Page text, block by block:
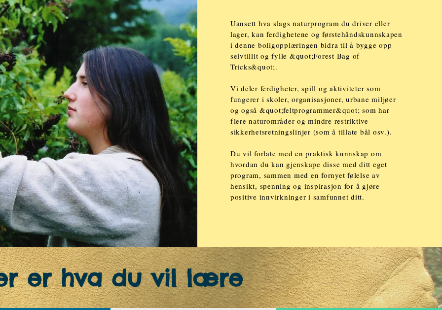
Uansett hva slags naturprogram du driver eller
lager, kan ferdighetene og førstehåndskunnskapen
i denne boligopplæringen bidra til å bygge opp
selvtillit og fylle &quot;Forest Bag of
Tricks&quot;.
Vi deler ferdigheter, spill og aktiviteter som
fungerer i skoler, organisasjoner, urbane miljøer
og også &quot;feltprogrammer&quot; som har
flere naturområder og mindre restriktive
sikkerhetsretningslinjer (som å tillate bål osv.).
Du vil forlate med en praktisk kunnskap om
hvordan du kan gjenskape disse med ditt eget
program, sammen med en fornyet følelse av
hensikt, spenning og inspirasjon for å gjøre
positive innvirkninger i samfunnet ditt.
er hva du vil lære